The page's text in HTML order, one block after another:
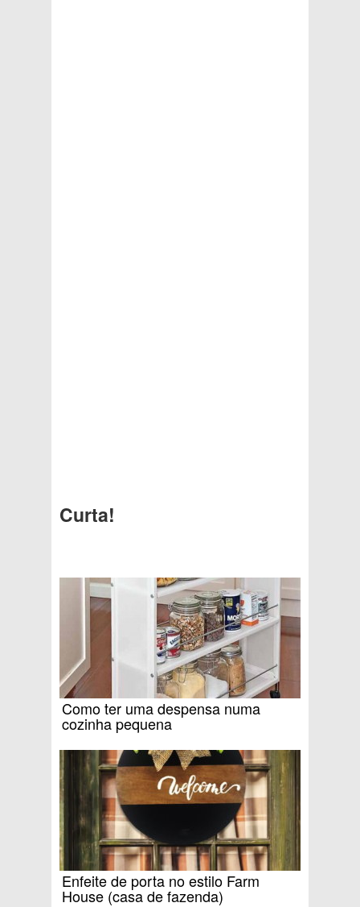
Curta!
Como ter uma despensa numa
cozinha pequena
Enfeite de porta no estilo Farm
House (casa de fazenda)